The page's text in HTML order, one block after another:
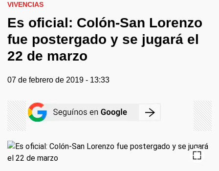
VIVENCIAS
Es oficial: Colón-San Lorenzo
fue postergado y se jugará el
22 de marzo
07 de febrero de 2019 - 13:33